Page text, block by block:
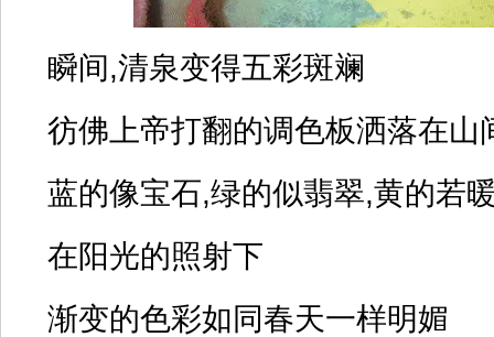
瞬间,清泉变得五彩斑斓
彷佛上帝打翻的调色板洒落在山
蓝的像宝石,绿的似翡翠,黄的若
在阳光的照射下
渐变的色彩如同春天一样明媚